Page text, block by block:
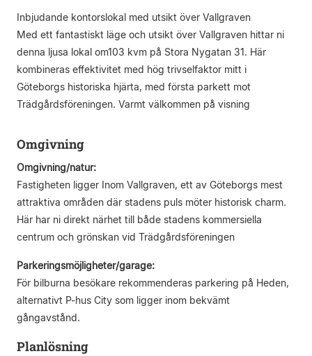
Inbjudande kontorslokal med utsikt över Vallgraven
Med ett fantastiskt läge och utsikt över Vallgraven hittar ni
denna ljusa lokal om103 kvm på Stora Nygatan 31. Här
kombineras effektivitet med hög trivselfaktor mitt i
Göteborgs historiska hjärta, med första parkett mot
Trädgårdsföreningen. Varmt välkommen på visning
Omgivning
Omgivning/natur:
Fastigheten ligger Inom Vallgraven, ett av Göteborgs mest
attraktiva områden där stadens puls möter historisk charm.
Här har ni direkt närhet till både stadens kommersiella
centrum och grönskan vid Trädgårdsföreningen
Parkeringsmöjligheter/garage:
För bilburna besökare rekommenderas parkering på Heden,
alternativt P-hus City som ligger inom bekvämt
gångavstånd.
Planlösning